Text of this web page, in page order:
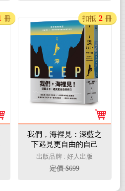
冊
我們，海裡見：深藍之
下遇見更自由的自己
（自由潛水的怪奇物語
× 水肺潛水的生活療
癒，共二冊）
出版品牌 : 好人出版
定價 $699
扣抵 2 冊